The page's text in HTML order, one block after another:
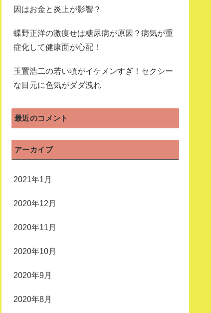
因はお金と炎上が影響？
蝶野正洋の激痩せは糖尿病が原因？病気が重
症化して健康面が心配！
玉置浩二の若い頃がイケメンすぎ！セクシー
な目元に色気がダダ洩れ
最近のコメント
アーカイブ
2021年1月
2020年12月
2020年11月
2020年10月
2020年9月
2020年8月